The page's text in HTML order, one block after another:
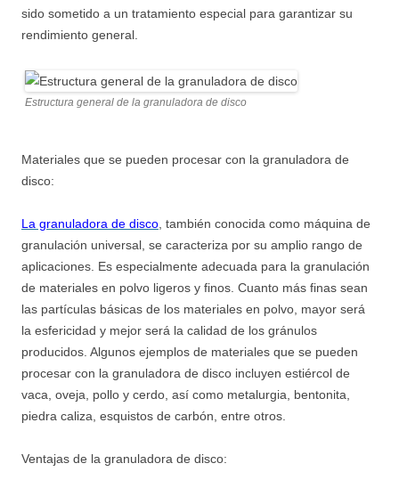
sido sometido a un tratamiento especial para garantizar su
rendimiento general.
Estructura general de la granuladora de disco
Materiales que se pueden procesar con la granuladora de
disco:
La granuladora de disco , también conocida como máquina de
granulación universal, se caracteriza por su amplio rango de
aplicaciones. Es especialmente adecuada para la granulación
de materiales en polvo ligeros y finos. Cuanto más finas sean
las partículas básicas de los materiales en polvo, mayor será
la esfericidad y mejor será la calidad de los gránulos
producidos. Algunos ejemplos de materiales que se pueden
procesar con la granuladora de disco incluyen estiércol de
vaca, oveja, pollo y cerdo, así como metalurgia, bentonita,
piedra caliza, esquistos de carbón, entre otros.
Ventajas de la granuladora de disco: